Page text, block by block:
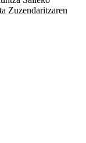
Zuzendaritzaren